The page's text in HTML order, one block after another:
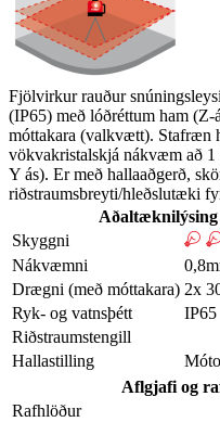
Fjölvirkur rauður
(IP65) með lóðréttum ham
móttakara (valkvætt). Stafræn
vökvakristalskjá nákvæm að
Y ás). Er með hallaaðgerð,
riðstraumsbreyti/hleðslutæki
Aðaltæknilýsing
Skyggni
Nákvæmni
Drægni (með móttakara) 2x
Ryk- og vatnsþétt
IP65
Riðstraumstengill
Hallastilling
Aflgjafi og
Rafhlöður